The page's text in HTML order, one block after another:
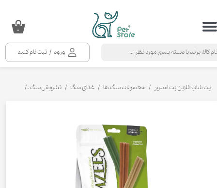
ورود / ثبت نام کنید
حساب کاربری من
خروج از حساب کاربری
۰
پت شاپ آنلاین پت استور محصولات سگ ها غذای سگ تشویقی سگ